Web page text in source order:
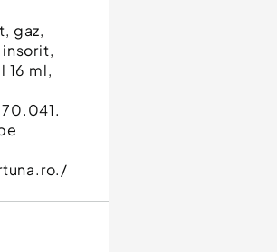
gaz,
16 ml,